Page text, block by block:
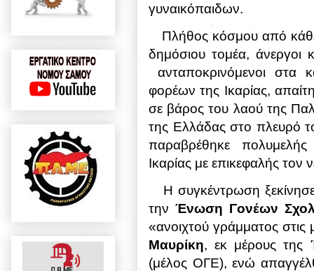
γυναικόπαιδων.
Πλήθος κόσμου από κάθε
δημόσιου τομέα, άνεργοι
ανταποκρινόμενοι
φορέων της Ικαρίας,
σε βάρος του λαού της
της Ελλάδας στο πλευρό
παραβρέθηκε
Ικαρίας με επικεφαλής
H συγκέντρωση
την Ένωση Γονέων
«ανοιχτού γράμματος
Μαυρίκη, εκ μέρους της
(μέλος ΟΓΕ), ενώ